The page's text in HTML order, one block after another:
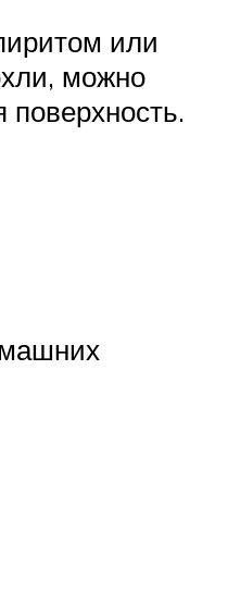
или
можно
поверхность.